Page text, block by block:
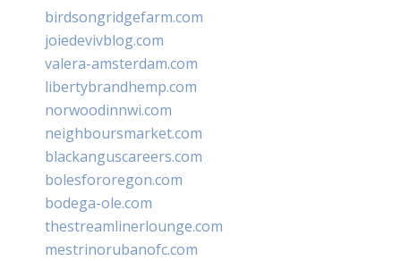
birdsongridgefarm.com
joiedevivblog.com
valera-amsterdam.com
libertybrandhemp.com
norwoodinnwi.com
neighboursmarket.com
blackanguscareers.com
bolesfororegon.com
bodega-ole.com
thestreamlinerlounge.com
mestrinorubanofc.com